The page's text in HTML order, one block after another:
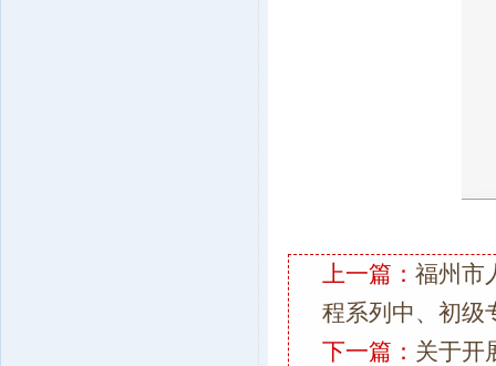
上一篇： 福州市
程系列中、初级
下一篇： 关于开